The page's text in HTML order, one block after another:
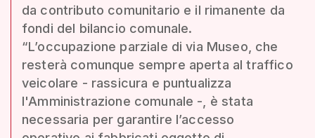
da contributo comunitario e il rimanente da
fondi del bilancio comunale.
“L’occupazione parziale di via Museo, che
resterà comunque sempre aperta al traffico
veicolare - rassicura e puntualizza
l'Amministrazione comunale -, è stata
necessaria per garantire l’accesso